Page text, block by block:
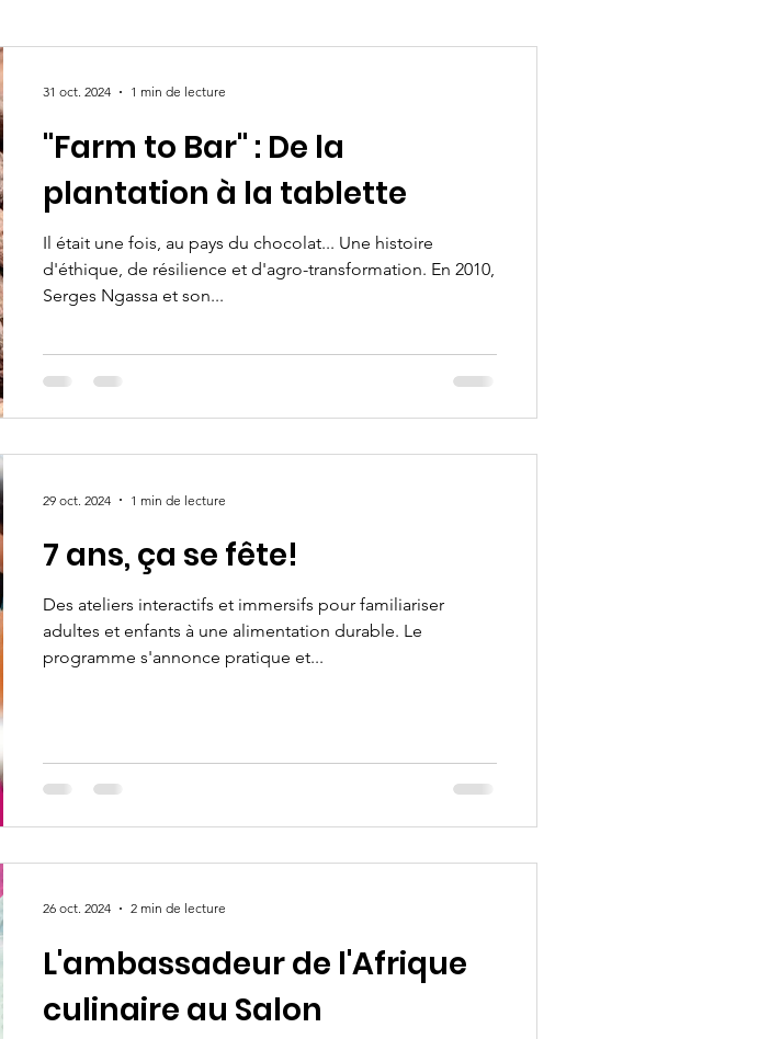
"Farm to Bar" : De la
plantation à la tablette
Il était une fois, au pays du chocolat... Une histoire
d'éthique, de résilience et d'agro-transformation. En 2010,
Serges Ngassa et son...
31 oct. 2024 1 min de lecture
7 ans, ça se fête!
Des ateliers interactifs et immersifs pour familiariser
adultes et enfants à une alimentation durable. Le
programme s'annonce pratique et...
29 oct. 2024 1 min de lecture
L'ambassadeur de l'Afrique
culinaire au Salon
26 oct. 2024 2 min de lecture